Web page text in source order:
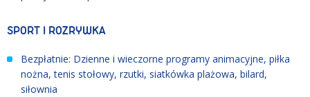
SPORT I ROZRYWKA
Bezpłatnie: Dzienne i wieczorne programy animacyjne, piłka
nożna, tenis stołowy, rzutki, siatkówka plażowa, bilard,
siłownia